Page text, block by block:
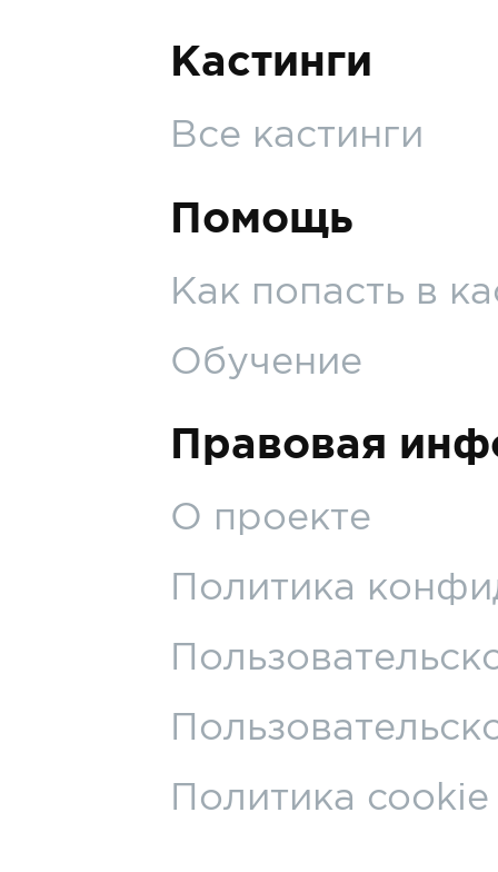
Кастинги
Все кастинги
Помощь
Как попасть в
Обучение
Правовая
О проекте
Политика
Политика cookie